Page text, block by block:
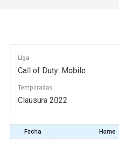
Liga
Call of Duty: Mobile
Temporadas
Clausura 2022
Fecha Home